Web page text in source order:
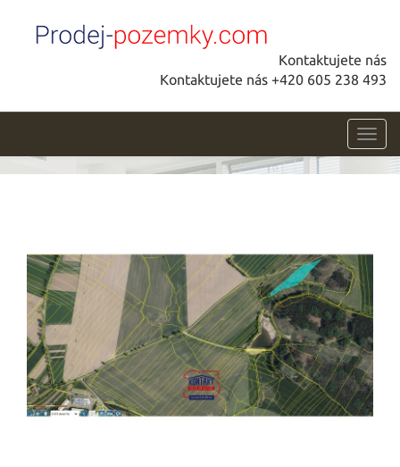
Kontaktujete nás
Kontaktujete nás +420 605 238 493